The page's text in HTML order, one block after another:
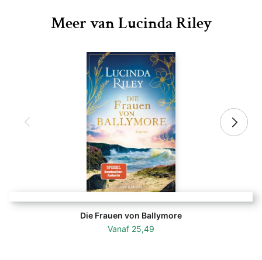
Meer van Lucinda Riley
Die Frauen von Ballymore
Vanaf 25,49